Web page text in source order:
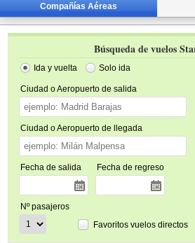
Compañías Aéreas
Búsqueda de vuelos
Ida y vuelta Solo ida
Ciudad o Aeropuerto de salida
Ciudad o Aeropuerto de llegada
Fecha de salida Fecha de regreso
Nº pasajeros
Favoritos vuelos directos